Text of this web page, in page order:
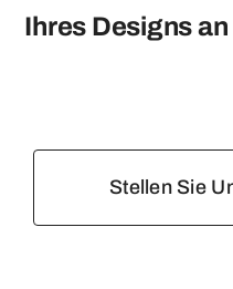
Ihres Designs an
Stellen Sie